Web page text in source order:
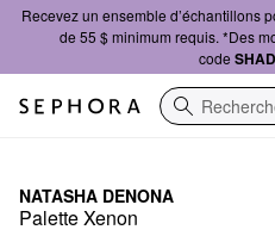
Recevez un ensemble d’échantillons
de 55 $ minimum requis. *Des
code
Recherche
NATASHA DENONA
Palette Xenon